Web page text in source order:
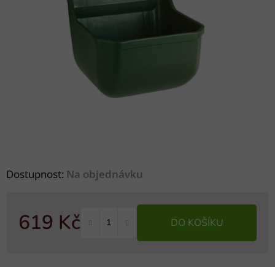
Dostupnost: Na objednávku
619 Kč DO KOŠÍKU